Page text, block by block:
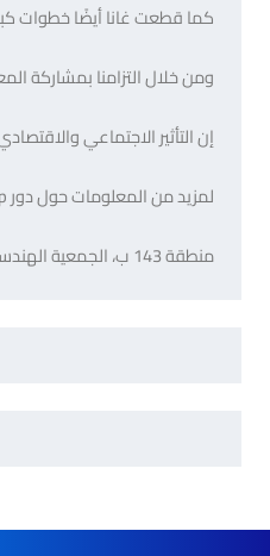
لمزيد من المعلومات حول دور M-Group في تصنيع الأجهزة الطبية وتأثيرنا في المنطقة، يرجى زيارة موقعنا على الإنترنت أو الاتصال بنا على
منطقة 143 ب، الجمعية الهندسية العربية، بلبيس، الشرقية، مصر حقوق النشر © 2023 M-Group. كل الحقوق محفوظة.